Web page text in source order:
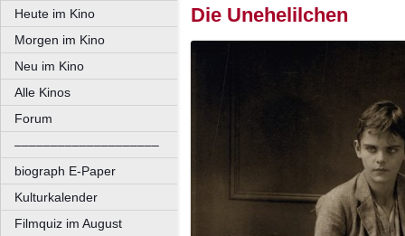
Heute im Kino
Morgen im Kino
Neu im Kino
Alle Kinos
Forum
––––––––––––––––––––
biograph E-Paper
Kulturkalender
Filmquiz im August
Die Unehelilchen